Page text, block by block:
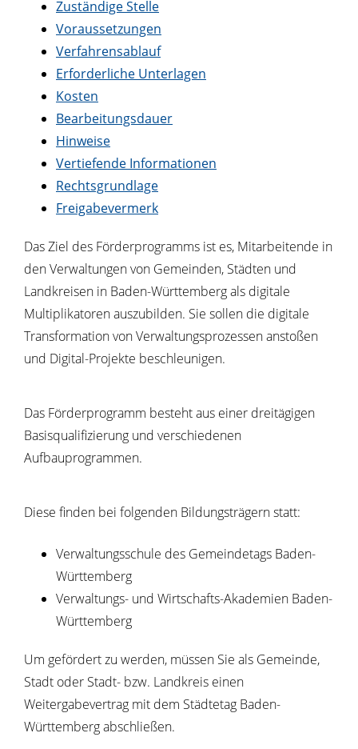
Zuständige Stelle
Voraussetzungen
Verfahrensablauf
Erforderliche Unterlagen
Kosten
Bearbeitungsdauer
Hinweise
Vertiefende Informationen
Rechtsgrundlage
Freigabevermerk
Das Ziel des Förderprogramms ist es, Mitarbeitende in
den Verwaltungen von Gemeinden, Städten und
Landkreisen in Baden-Württemberg als digitale
Multiplikatoren auszubilden. Sie sollen die digitale
Transformation von Verwaltungsprozessen anstoßen
und Digital-Projekte beschleunigen.
Das Förderprogramm besteht aus einer dreitägigen
Basisqualifizierung und verschiedenen
Aufbauprogrammen.
Diese finden bei folgenden Bildungsträgern statt:
Verwaltungsschule des Gemeindetags Baden-
Württemberg
Verwaltungs- und Wirtschafts-Akademien Baden-
Württemberg
Um gefördert zu werden, müssen Sie als Gemeinde,
Stadt oder Stadt- bzw. Landkreis einen
Weitergabevertrag mit dem Städtetag Baden-
Württemberg abschließen.